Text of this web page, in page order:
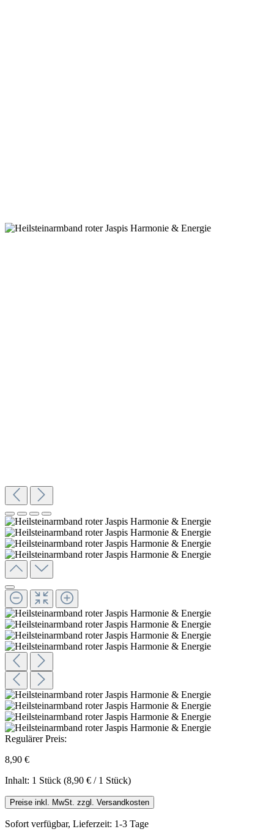
Regulärer Preis:
8,90 €
Inhalt: 1 Stück (8,90 € / 1 Stück)
Preise inkl. MwSt. zzgl. Versandkosten
Sofort verfügbar, Lieferzeit: 1-3 Tage